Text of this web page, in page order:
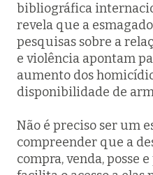
bibliográfica
revela que a
pesquisas sobre a
e violência apontam
aumento dos
disponibilidade de
Não é preciso ser um
compreender que a
compra, venda, posse